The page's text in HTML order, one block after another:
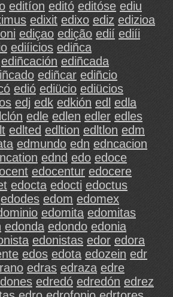
editíon editó editóse ediu
edixit edixo ediz edizioa
ediçao edição edií ediíi
ediíicios ediñca
ediñcación ediñcada
ediñcar ediñcio
edió ediücio ediücios
edj edk edkión edl edla
edle edlen edler edles
edlted edltion edltlon edm
edmundo edn edncacion
ednd edo edoce
edocentur edocere
edocta edocti edoctus
edodes edom edomex
edomita edomitas
edonda edondo edonia
edonistas edor edora
edos edota edozein edr
edras edraza edre
edredó edredón edrez